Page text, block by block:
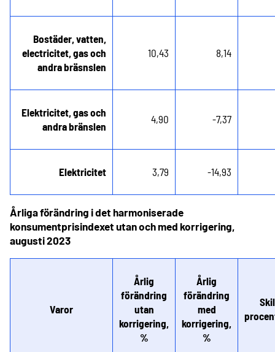
Bostäder, vatten,
electricitet, gas och
andra bräsnslen
10,43 8,14
Elektricitet, gas och
andra bränslen
4,90 -7,37
Elektricitet 3,79 -14,93
Årliga förändring i det harmoniserade
konsumentprisindexet utan och med korrigering,
augusti 2023
Varor
Årlig
förändring
utan
korrigering,
%
Årlig
förändring
med
korrigering,
%